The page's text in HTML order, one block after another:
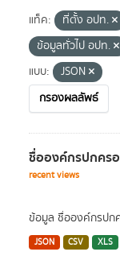
แท็ค: ที่ตั้ง อปท.
ข้อมูลทั่วไป อปท.
แบบ:
JSON
กรองผลลัพธ์
ชื่อองค์กรปกคร
recent views
ข้อมูล ชื่อองค์กรปก
JSON CSV XLS